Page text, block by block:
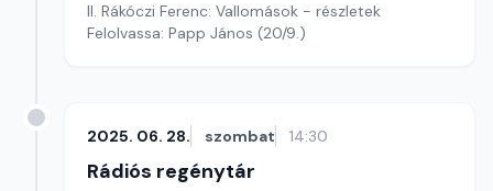
II. Rákóczi Ferenc: Vallomások - részletek
Felolvassa: Papp János (20/9.)
2025. 06. 28. szombat 14:30
Rádiós regénytár